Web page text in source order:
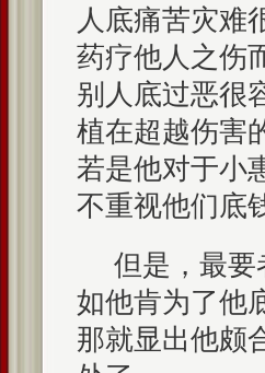
人底痛苦灾难
药疗他人之伤
别人底过恶很
植在超越伤害
若是他对于小
不重视他们底
但是，最
如他肯为了他
那就显出他颇